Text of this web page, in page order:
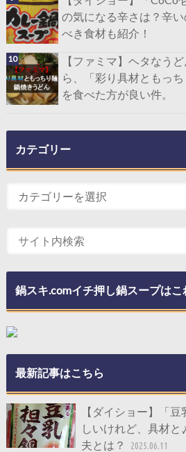
の気になる辛さは？辛
べき食材も紹介！
【ファミマ】ヘタなう
ら、「彩り具材ともっち
を食べた方が良い件。
カテゴリー
鍋スキ.comイチ押し鍋スープは
最新記事はこちら
【ダイショー】「
しいけれど、具材
夫とは？
2025.06.11